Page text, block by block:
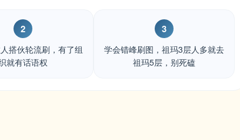
2
搭伙轮流刷，有了组
就有话语权
3
学会错峰刷图，祖玛3层人多就去
祖玛5层，别死磕